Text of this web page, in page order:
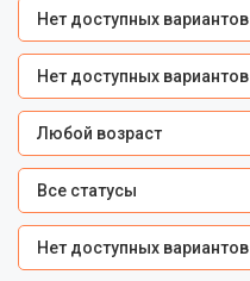
Нет доступных вариантов
Нет доступных вариантов
Любой возраст
Все статусы
Нет доступных вариантов